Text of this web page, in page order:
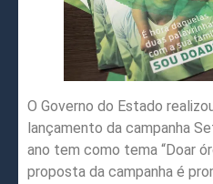
O Governo do Estado
lançamento da campanha
ano tem como tema “Doar
proposta da campanha é